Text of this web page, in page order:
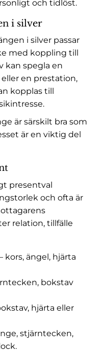
och tidlöst.
i silver
i silver passar
med koppling till
kan spegla en
en prestation,
kopplas till
är särskilt bra som
är en viktig del
presentval
och ofta är
relation, tillfälle
kors, ängel, hjärta
bokstav
hjärta eller
stjärntecken,